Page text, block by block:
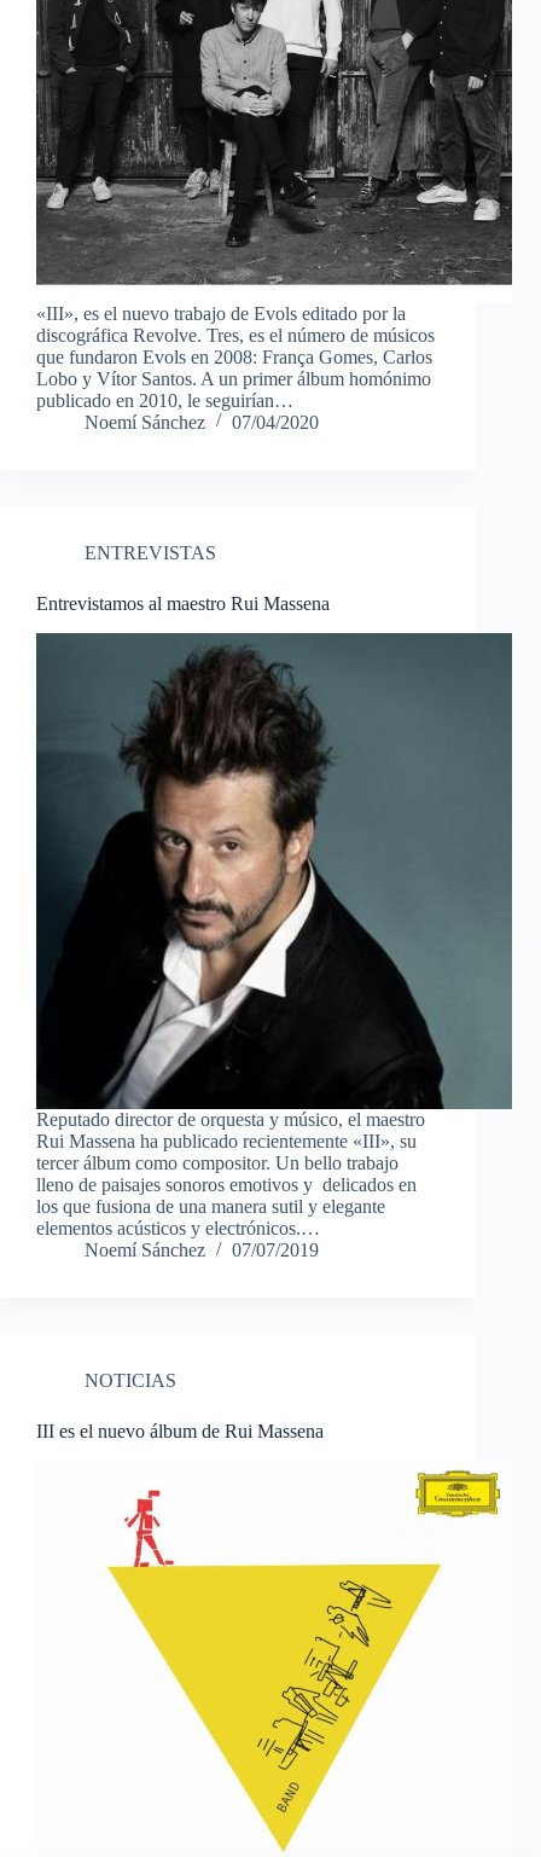
«III», es el nuevo trabajo de Evols editado por la
discográfica Revolve. Tres, es el número de músicos
que fundaron Evols en 2008: França Gomes, Carlos
Lobo y Vítor Santos. A un primer álbum homónimo
publicado en 2010, le seguirían…
Noemí Sánchez
07/04/2020
ENTREVISTAS
Entrevistamos al maestro Rui Massena
Reputado director de orquesta y músico, el maestro
Rui Massena ha publicado recientemente «III», su
tercer álbum como compositor. Un bello trabajo
lleno de paisajes sonoros emotivos y delicados en
los que fusiona de una manera sutil y elegante
elementos acústicos y electrónicos.…
Noemí Sánchez
07/07/2019
NOTICIAS
III es el nuevo álbum de Rui Massena